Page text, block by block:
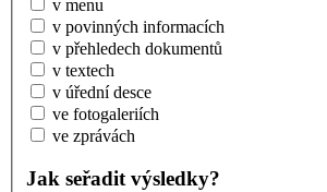
v menu
v povinných informacích
v přehledech dokumentů
v textech
v úřední desce
ve fotogaleriích
ve zprávách
Jak seřadit výsledky?